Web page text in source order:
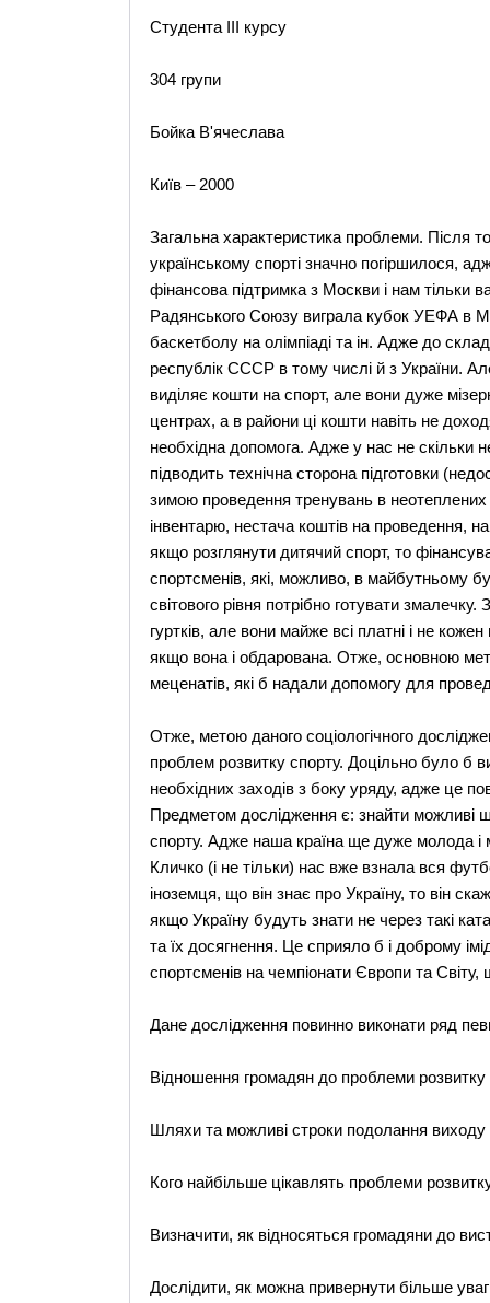
Студента ІІІ курсу
304 групи
Бойка В'ячеслава
Київ – 2000
Загальна характеристика проблеми. Після
українському спорті значно погіршилося,
фінансова підтримка з Москви і нам тільки
Радянського Союзу виграла кубок УЕФА в
баскетболу на олімпіаді та ін. Адже до
республік СССР в тому числі й з України.
виділяє кошти на спорт, але вони дуже
центрах, а в райони ці кошти навіть не
необхідна допомога. Адже у нас не скільки
підводить технічна сторона підготовки
зимою проведення тренувань в неотеплених
інвентарю, нестача коштів на проведення,
якщо розглянути дитячий спорт, то
спортсменів, які, можливо, в майбутньому
світового рівня потрібно готувати
гуртків, але вони майже всі платні і не
якщо вона і обдарована. Отже, основною
меценатів, які б надали допомогу для
Отже, метою даного соціологічного
проблем розвитку спорту. Доцільно було б
необхідних заходів з боку уряду, адже це
Предметом дослідження є: знайти можливі
спорту. Адже наша країна ще дуже молода і
Кличко (і не тільки) нас вже взнала вся
іноземця, що він знає про Україну, то він
якщо Україну будуть знати не через такі
та їх досягнення. Це сприяло б і доброму
спортсменів на чемпіонати Європи та
Дане дослідження повинно виконати ряд
Відношення громадян до проблеми розвитку
Шляхи та можливі строки подолання виходу
Кого найбільше цікавлять проблеми
Визначити, як відносяться громадяни до
Дослідити, як можна привернути більше